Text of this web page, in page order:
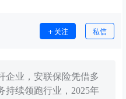
关注 私信
企业，安联保险凭借多
持续领跑行业，2025年